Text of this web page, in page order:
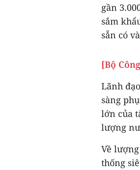
gần
sắm
sẵn có
[Bộ
Lãnh
sàng
lớn của
lượng
Về
thống